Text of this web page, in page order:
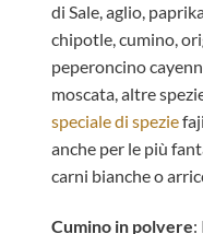
di Sale, aglio,
chipotle, cumino,
peperoncino
moscata, altre
speciale di spezie
anche per le più
carni bianche o
Cumino in polvere: